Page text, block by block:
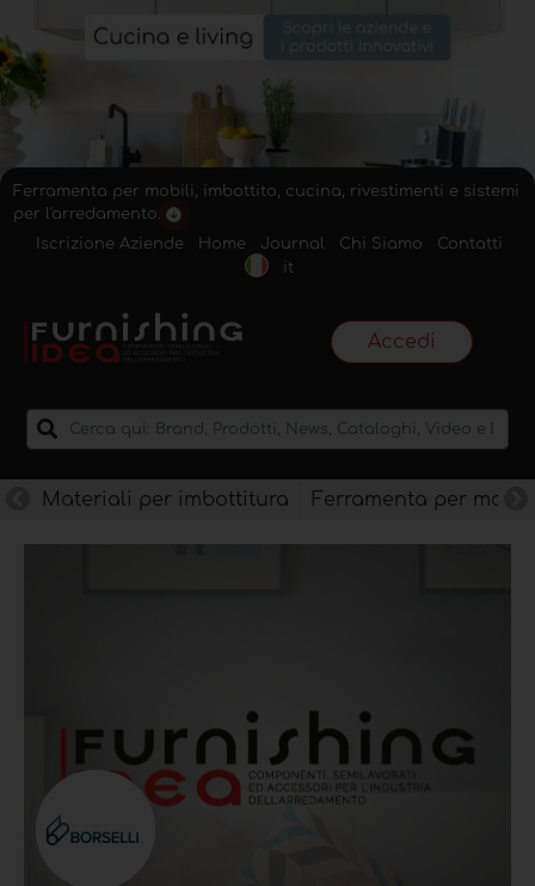
Ferramenta per mobili, imbottito, cucina, rivestimenti e sistemi
per l'arredamento.
Iscrizione Aziende
Home Journal Chi Siamo
Contatti
it
Accedi
Materiali per imbottitura Ferramenta per mobili